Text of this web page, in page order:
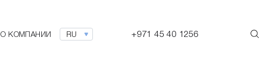
О КОМПАНИИ RU +971 45 40 1256